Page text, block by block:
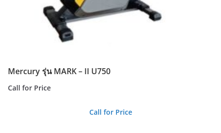
Mercury รุ่น MARK – II U750
Call for Price
Call for Price